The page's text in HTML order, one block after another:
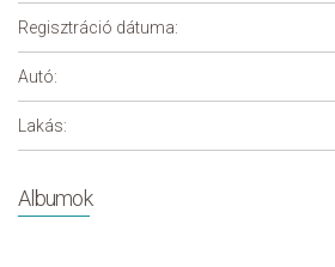
Regisztráció dátuma:
Autó:
Lakás:
Albumok